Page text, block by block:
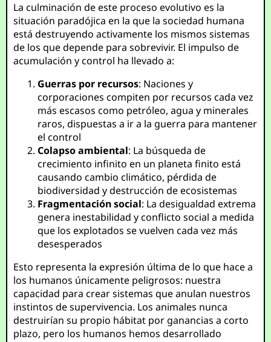
La culminación de este proceso evolutivo es la
situación paradójica en la que la sociedad humana
está destruyendo activamente los mismos sistemas
de los que depende para sobrevivir. El impulso de
acumulación y control ha llevado a:
Guerras por recursos: Naciones y
corporaciones compiten por recursos cada vez
más escasos como petróleo, agua y minerales
raros, dispuestas a ir a la guerra para mantener
el control
Colapso ambiental: La búsqueda de
crecimiento infinito en un planeta finito está
causando cambio climático, pérdida de
biodiversidad y destrucción de ecosistemas
Fragmentación social: La desigualdad extrema
genera inestabilidad y conflicto social a medida
que los explotados se vuelven cada vez más
desesperados
Esto representa la expresión última de lo que hace a
los humanos únicamente peligrosos: nuestra
capacidad para crear sistemas que anulan nuestros
instintos de supervivencia. Los animales nunca
destruirían su propio hábitat por ganancias a corto
plazo, pero los humanos hemos desarrollado